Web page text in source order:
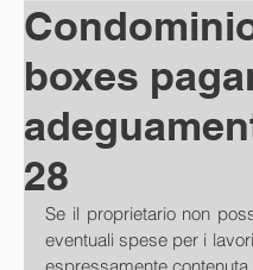
boxes
28
Se il proprietario non
eventuali spese per i